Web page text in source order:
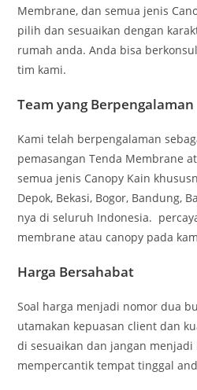
Membrane, dan semua jenis
pilih dan sesuaikan dengan
rumah anda. Anda bisa
tim kami.
Team yang Berpengalaman
Kami telah berpengalaman
pemasangan Tenda Membrane
semua jenis Canopy Kain
Depok, Bekasi, Bogor, Bandung,
nya di seluruh Indonesia.
membrane atau canopy pada
Harga Bersahabat
Soal harga menjadi nomor dua
utamakan kepuasan client dan
di sesuaikan dan jangan
mempercantik tempat tinggal